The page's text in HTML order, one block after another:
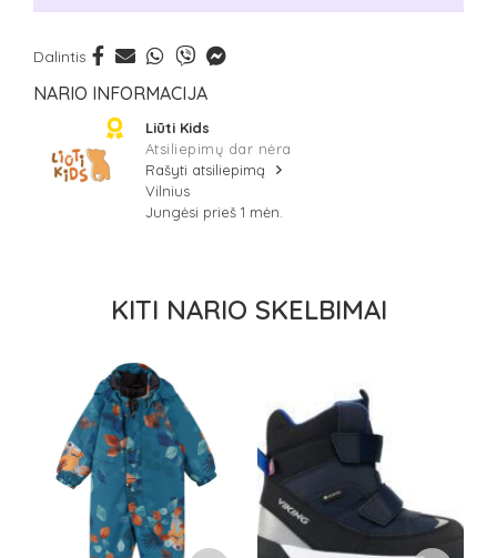
Dalintis
NARIO INFORMACIJA
Liūti Kids
Atsiliepimų dar nėra
Rašyti atsiliepimą
Vilnius
Jungėsi prieš 1 mėn.
KITI NARIO SKELBIMAI